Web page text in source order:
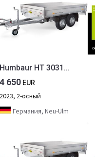
Humbaur HT 303121 Hochlader 3,0 to. 3100 x 2100 x 350 mm
4 650EUR
2023, 2-осный
Германия, Neu-Ulm